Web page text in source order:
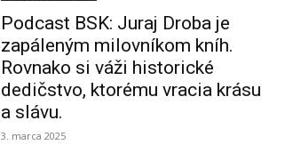
Podcast BSK: Juraj Droba je
zapáleným milovníkom kníh.
Rovnako si váži historické
dedičstvo, ktorému vracia krásu
a slávu.
3. marca 2025